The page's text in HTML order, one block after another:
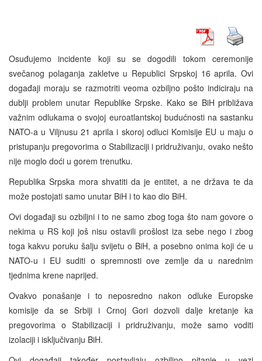
Osuđujemo incidente koji su se dogodili tokom ceremonije
svečanog polaganja zakletve u Republici Srpskoj 16 aprila. Ovi
događaji moraju se razmotriti veoma ozbiljno pošto indiciraju na
dublji problem unutar Republike Srpske. Kako se BiH približava
važnim odlukama o svojoj euroatlantskoj budućnosti na sastanku
NATO-a u Viljnusu 21 aprila i skoroj odluci Komisije EU u maju o
pristupanju pregovorima o Stabilizaciji i pridruživanju, ovako nešto
nije moglo doći u gorem trenutku.
Republika Srpska mora shvatiti da je entitet, a ne država te da
može postojati samo unutar BiH i to kao dio BiH.
Ovi događaji su ozbiljni i to ne samo zbog toga što nam govore o
nekima u RS koji još nisu ostavili prošlost iza sebe nego i zbog
toga kakvu poruku šalju svijetu o BiH, a posebno onima koji će u
NATO-u i EU suditi o spremnosti ove zemlje da u narednim
tjednima krene naprijed.
Ovakvo ponašanje i to neposredno nakon odluke Europske
komisije da se Srbiji i Crnoj Gori dozvoli dalje kretanje ka
pregovorima o Stabilizaciji i pridruživanju, može samo voditi
izolaciji i isključivanju BiH.